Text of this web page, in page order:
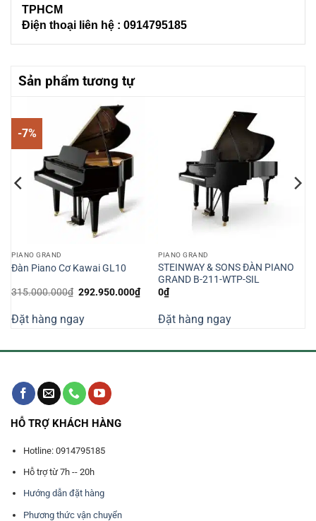
TPHCM
Điện thoại liên hệ : 0914795185
Sản phẩm tương tự
-7%
PIANO GRAND
Đàn Piano Cơ Kawai GL10
315.000.000₫ Giá
315.000.000₫.
292.950.000₫Giá
hiện
292.950.000₫.
Đặt hàng ngay
PIANO GRAND
STEINWAY & SONS ĐÀN PIANO
GRAND B-211-WTP-SIL
0₫
Đặt hàng ngay
HỖ TRỢ KHÁCH HÀNG
Hotline: 0914795185
Hỗ trợ từ 7h -- 20h
Hướng dẫn đặt hàng
Phương thức vận chuyển